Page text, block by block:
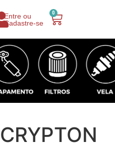
Entre ou
Cadastre-se
0